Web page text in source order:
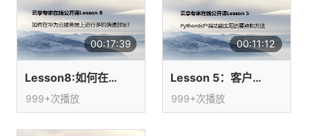
坛
圈
子
的
直
播
我
的
活
动
我
的
关
我
的
我
00:17:39
Lesson8:如何在华为云服务器上进行多机部署?
999+次播放
00:11:12
Lesson 5：客户端功能实现的要点和方法
999+次播放